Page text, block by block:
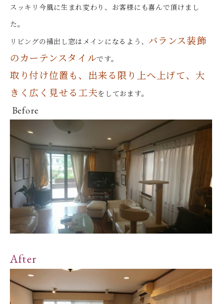
スッキリ今風に生まれ変わり、お客様にも喜んで頂けまし
た。
リビングの掃出し窓はメインになるよう、 バランス装飾
のカーテンスタイルです。
取り付け位置も、出来る限り上へ上げて、大
きく広く見せる工夫をしておます。
Before
After